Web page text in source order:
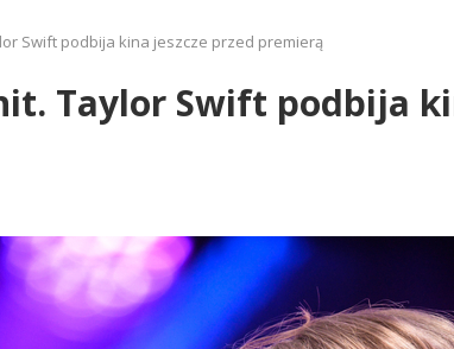
Swift podbija kina jeszcze przed premierą
Taylor Swift podbija